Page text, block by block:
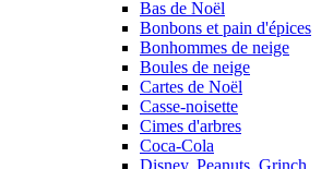
Bas de Noël
Bonbons et pain d'épices
Bonhommes de neige
Boules de neige
Cartes de Noël
Casse-noisette
Cimes d'arbres
Coca-Cola
Disney, Peanuts, Grinch